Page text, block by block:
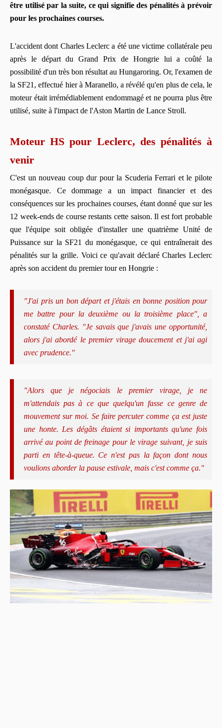
être utilisé par la suite, ce qui signifie des pénalités à prévoir
pour les prochaines courses.
L'accident dont Charles Leclerc a été une victime collatérale peu
après le départ du Grand Prix de Hongrie lui a coûté la
possibilité d'un très bon résultat au Hungaroring. Or, l'examen de
la SF21, effectué hier à Maranello, a révélé qu'en plus de cela, le
moteur était irrémédiablement endommagé et ne pourra plus être
utilisé, suite à l'impact de l'Aston Martin de Lance Stroll.
Moteur HS pour Leclerc, des pénalités à
venir
C'est un nouveau coup dur pour la Scuderia Ferrari et le pilote
monégasque. Ce dommage a un impact financier et des
conséquences sur les prochaines courses, étant donné que sur les
12 week-ends de course restants cette saison. Il est fort probable
que l'équipe soit obligée d'installer une quatrième Unité de
Puissance sur la SF21 du monégasque, ce qui entraînerait des
pénalités sur la grille. Voici ce qu'avait déclaré Charles Leclerc
après son accident du premier tour en Hongrie :
"J'ai pris un bon départ et j'étais en bonne position pour
me battre pour la deuxième ou la troisième place", a
constaté Charles. "Je savais que j'avais une opportunité,
alors j'ai abordé le premier virage doucement et j'ai agi
avec prudence."
"Alors que je négociais le premier virage, je ne
m'attendais pas à ce que quelqu'un fasse ce genre de
mouvement sur moi. Se faire percuter comme ça est juste
une honte. Les dégâts étaient si importants qu'une fois
arrivé au point de freinage pour le virage suivant, je suis
parti en tête-à-queue. Ce n'est pas la façon dont nous
voulions aborder la pause estivale, mais c'est comme ça."